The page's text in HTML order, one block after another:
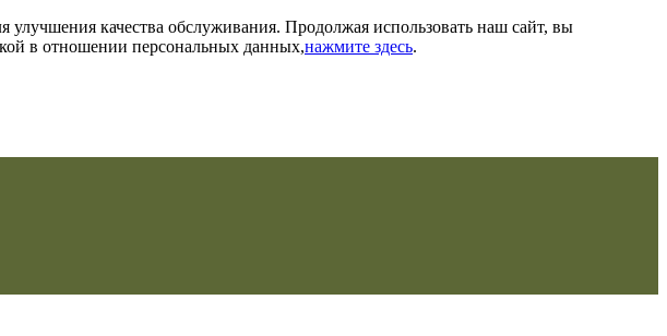
качества обслуживания. Продолжая использовать наш сайт, вы
в отношении персональных данных,нажмите здесь.